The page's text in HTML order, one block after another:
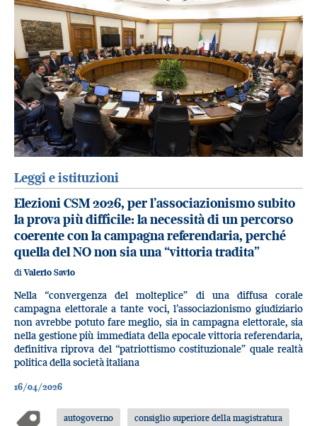
Leggi e istituzioni
Elezioni CSM 2026, per l’associazionismo subito
la prova più difficile: la necessità di un percorso
coerente con la campagna referendaria, perché
quella del NO non sia una “vittoria tradita”
diValerio Savio
Nella “convergenza del molteplice” di una diffusa corale
campagna elettorale a tante voci, l’associazionismo giudiziario
non avrebbe potuto fare meglio, sia in campagna elettorale, sia
nella gestione più immediata della epocale vittoria referendaria,
definitiva riprova del “patriottismo costituzionale” quale realtà
politica della società italiana
16/04/2026
autogoverno
consiglio superiore della magistratura